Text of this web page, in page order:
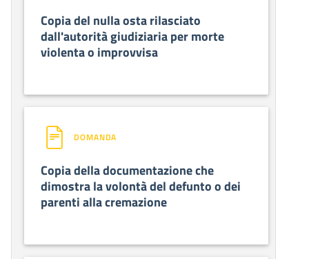
Copia del nulla osta rilasciato
dall'autorità giudiziaria per morte
violenta o improvvisa
DOMANDA
Copia della documentazione che
dimostra la volontà del defunto o dei
parenti alla cremazione